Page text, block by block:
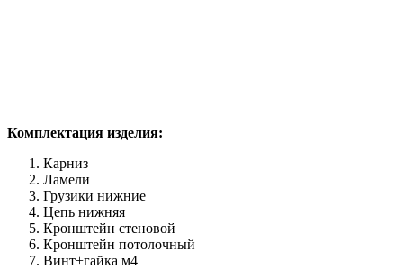
Комплектация изделия:
Карниз
Ламели
Грузики нижние
Цепь нижняя
Кронштейн стеновой
Кронштейн потолочный
Винт+гайка м4